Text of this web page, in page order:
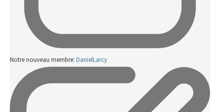
Notre nouveau membre: DanielLarcy